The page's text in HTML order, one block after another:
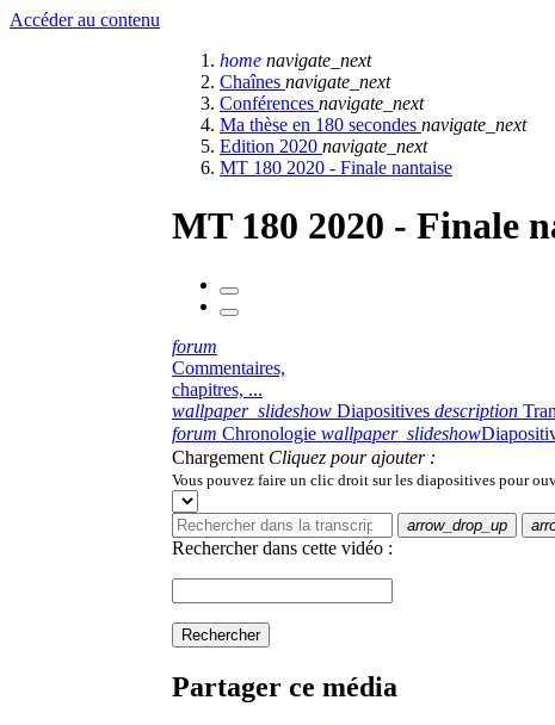
Accéder au contenu
home navigate_next
Chaînes navigate_next
Conférences navigate_next
Ma thèse en 180 secondes navigate_next
Edition 2020 navigate_next
MT 180 2020 - Finale nantaise
MT 180 2020 - Finale
forum
Commentaires,
chapitres, ...
wallpaper_slideshow Diapositives description
forum Chronologie wallpaper_slideshow
Chargement Cliquez pour ajouter :
Vous pouvez faire un clic droit sur les diapositives pour
arrow_drop_up
Rechercher dans cette vidéo :
Rechercher
Partager ce média